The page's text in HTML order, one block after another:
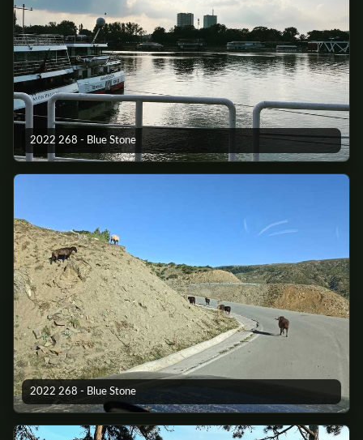
2022 268 - Blue Stone
2022 268 - Blue Stone